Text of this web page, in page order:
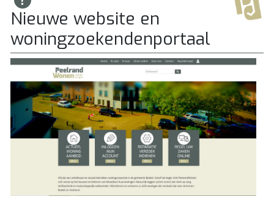
Nieuwe website en
woningzoekendenportaal